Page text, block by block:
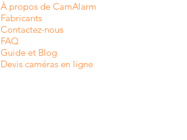
À propos de CamAlarm
Fabricants
Contactez-nous
FAQ
Guide et Blog
Devis caméras en ligne